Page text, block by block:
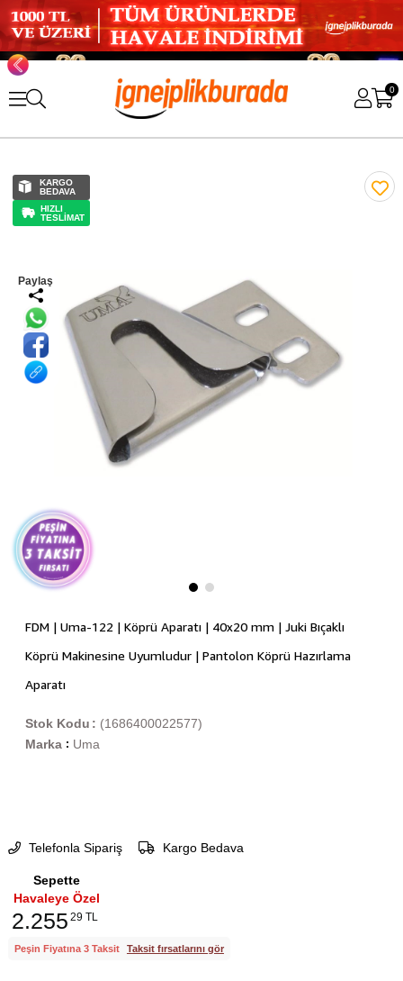
0
KARGO
BEDAVA
HIZLI
TESLİMAT
Paylaş
FDM | Uma-122 | Köprü Aparatı | 40x20 mm | Juki Bıçaklı
Köprü Makinesine Uyumludur | Pantolon Köprü Hazırlama
Aparatı
(1686400022577)
Stok Kodu
Marka : Uma
Telefonla Sipariş Kargo Bedava
Sepette
Havaleye Özel
2.255 29 TL
Peşin Fiyatına 3 Taksit Taksit fırsatlarını gör